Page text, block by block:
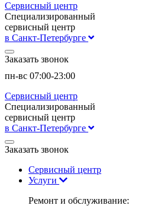
Сервисный центр
Специализированный
сервисный центр
в Санкт-Петербурге
Заказать звонок
пн-вс 07:00-23:00
Сервисный центр
Специализированный
сервисный центр
в Санкт-Петербурге
Заказать звонок
Сервисный центр
Услуги
Ремонт и обслуживание: